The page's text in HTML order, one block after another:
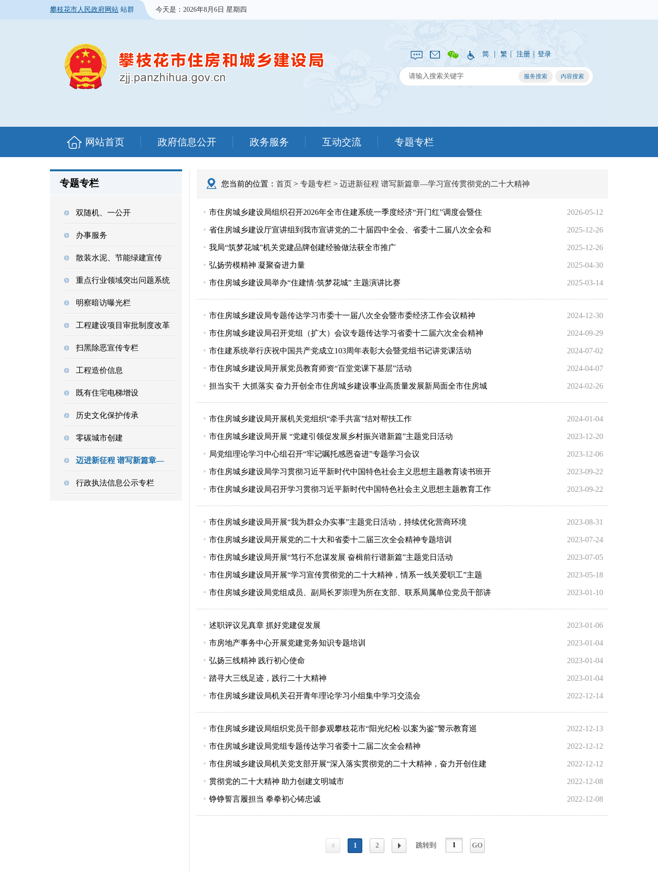
攀枝花市人民政府网站 站群 今天是： 2026年8月6日 星期四
简 | 繁 | 注册 | 登录
网站首页 政府信息公开 政务服务 互动交流 专题专栏
专题专栏
双随机、一公开
办事服务
散装水泥、节能绿建宣传
重点行业领域突出问题系统
明察暗访曝光栏
工程建设项目审批制度改革
扫黑除恶宣传专栏
工程造价信息
既有住宅电梯增设
历史文化保护传承
零碳城市创建
迈进新征程 谱写新篇章—
行政执法信息公示专栏
您当前的位置： 首页 > 专题专栏 > 迈进新征程 谱写新篇章—学习宣传贯彻党的二十大精神
市住房城乡建设局组织召开2026年全市住建系统一季度经济“开门红”调度会暨住 2026-05-12
省住房城乡建设厅宣讲组到我市宣讲党的二十届四中全会、省委十二届八次全会和 2025-12-26
我局“筑梦花城”机关党建品牌创建经验做法获全市推广 2025-12-26
弘扬劳模精神 凝聚奋进力量 2025-04-30
市住房城乡建设局举办“住建情·筑梦花城” 主题演讲比赛 2025-03-14
市住房城乡建设局专题传达学习市委十一届八次全会暨市委经济工作会议精神 2024-12-30
市住房城乡建设局召开党组（扩大）会议专题传达学习省委十二届六次全会精神 2024-09-29
市住建系统举行庆祝中国共产党成立103周年表彰大会暨党组书记讲党课活动 2024-07-02
市住房城乡建设局开展党员教育师资“百堂党课下基层”活动 2024-04-07
担当实干 大抓落实 奋力开创全市住房城乡建设事业高质量发展新局面全市住房城 2024-02-26
市住房城乡建设局开展机关党组织“牵手共富”结对帮扶工作 2024-01-04
市住房城乡建设局开展 “党建引领促发展乡村振兴谱新篇”主题党日活动 2023-12-20
局党组理论学习中心组召开“牢记嘱托感恩奋进”专题学习会议 2023-12-06
市住房城乡建设局学习贯彻习近平新时代中国特色社会主义思想主题教育读书班开 2023-09-22
市住房城乡建设局召开学习贯彻习近平新时代中国特色社会主义思想主题教育工作 2023-09-22
市住房城乡建设局开展“我为群众办实事”主题党日活动，持续优化营商环境 2023-08-31
市住房城乡建设局开展党的二十大和省委十二届三次全会精神专题培训 2023-07-24
市住房城乡建设局开展“笃行不怠谋发展 奋楫前行谱新篇”主题党日活动 2023-07-05
市住房城乡建设局开展“学习宣传贯彻党的二十大精神，情系一线关爱职工”主题 2023-05-18
市住房城乡建设局党组成员、副局长罗崇理为所在支部、联系局属单位党员干部讲 2023-01-10
述职评议见真章 抓好党建促发展 2023-01-06
市房地产事务中心开展党建党务知识专题培训 2023-01-04
弘扬三线精神 践行初心使命 2023-01-04
踏寻大三线足迹，践行二十大精神 2023-01-04
市住房城乡建设局机关召开青年理论学习小组集中学习交流会 2022-12-14
市住房城乡建设局组织党员干部参观攀枝花市“阳光纪检·以案为鉴”警示教育巡 2022-12-13
市住房城乡建设局党组专题传达学习省委十二届二次全会精神 2022-12-12
市住房城乡建设局机关党支部开展“深入落实贯彻党的二十大精神，奋力开创住建 2022-12-12
贯彻党的二十大精神 助力创建文明城市 2022-12-08
铮铮誓言履担当 拳拳初心铸忠诚 2022-12-08
1 2 跳转到 GO